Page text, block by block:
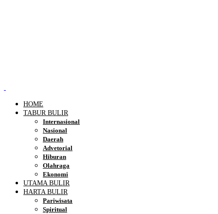
HOME
TABUR BULIR
Internasional
Nasional
Daerah
Advetorial
Hiburan
Olahraga
Ekonomi
UTAMA BULIR
HARTA BULIR
Pariwisata
Spiritual